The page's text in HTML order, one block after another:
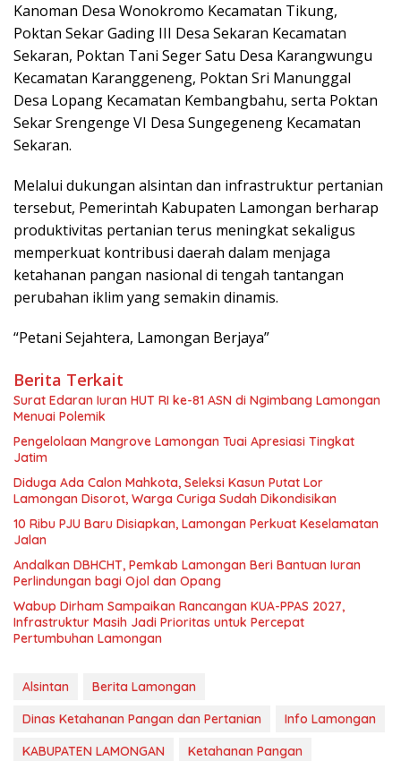
Kanoman Desa Wonokromo Kecamatan Tikung,
Poktan Sekar Gading III Desa Sekaran Kecamatan
Sekaran, Poktan Tani Seger Satu Desa Karangwungu
Kecamatan Karanggeneng, Poktan Sri Manunggal
Desa Lopang Kecamatan Kembangbahu, serta Poktan
Sekar Srengenge VI Desa Sungegeneng Kecamatan
Sekaran.
Melalui dukungan alsintan dan infrastruktur pertanian
tersebut, Pemerintah Kabupaten Lamongan berharap
produktivitas pertanian terus meningkat sekaligus
memperkuat kontribusi daerah dalam menjaga
ketahanan pangan nasional di tengah tantangan
perubahan iklim yang semakin dinamis.
“Petani Sejahtera, Lamongan Berjaya”
Berita Terkait
Surat Edaran Iuran HUT RI ke-81 ASN di Ngimbang Lamongan
Menuai Polemik
Pengelolaan Mangrove Lamongan Tuai Apresiasi Tingkat
Jatim
Diduga Ada Calon Mahkota, Seleksi Kasun Putat Lor
Lamongan Disorot, Warga Curiga Sudah Dikondisikan
10 Ribu PJU Baru Disiapkan, Lamongan Perkuat Keselamatan
Jalan
Andalkan DBHCHT, Pemkab Lamongan Beri Bantuan Iuran
Perlindungan bagi Ojol dan Opang
Wabup Dirham Sampaikan Rancangan KUA-PPAS 2027,
Infrastruktur Masih Jadi Prioritas untuk Percepat
Pertumbuhan Lamongan
Alsintan
Berita Lamongan
Dinas Ketahanan Pangan dan Pertanian
Info Lamongan
KABUPATEN LAMONGAN
Ketahanan Pangan